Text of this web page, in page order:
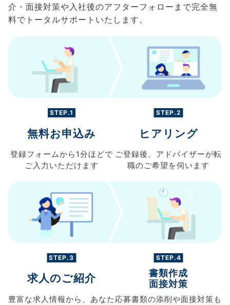
介・面接対策や入社後のアフターフォローまで完全無
料でトータルサポートいたします。
STEP.1
無料お申込み
登録フォームから 1分ほどで
ご入力 いただけます
STEP.2
ヒアリング
ご登録後、 アドバイザーが転
職のご希望を伺います
STEP.3
求人のご紹介
豊富な求人情報から、 あなた
STEP.4
書類作成
面接対策
応募書類の添削や面接対策も